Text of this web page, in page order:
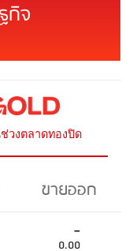
กิจ
วงตลาดทองปิด
ขายออก
-
0.00